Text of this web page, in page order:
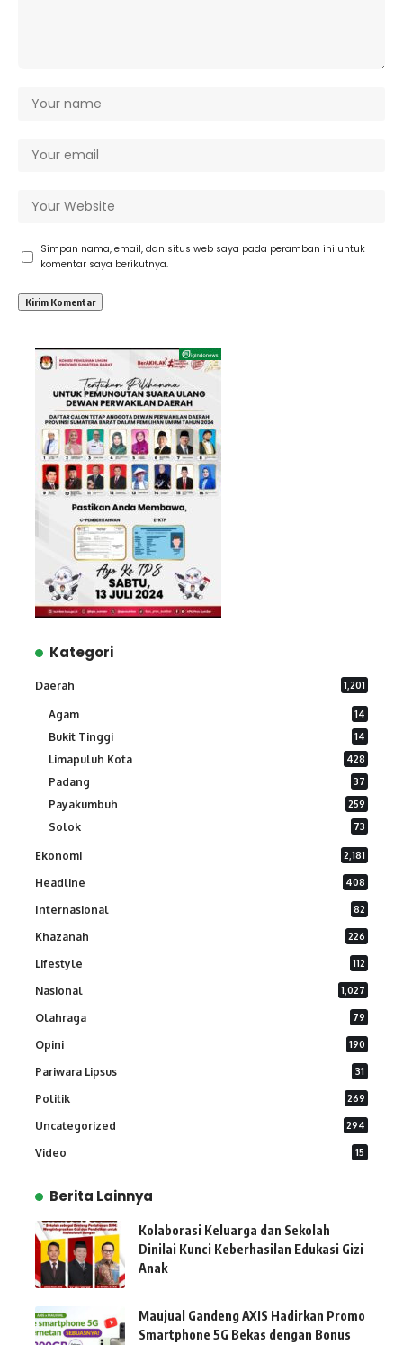
Simpan nama, email, dan situs web saya pada peramban ini untuk
komentar saya berikutnya.
Kategori
Daerah 1,201
Agam 14
Bukit Tinggi 14
Limapuluh Kota 428
Padang 37
Payakumbuh 259
Solok 73
Ekonomi 2,181
Headline 408
Internasional 82
Khazanah 226
Lifestyle 112
Nasional 1,027
Olahraga 79
Opini 190
Pariwara Lipsus 31
Politik 269
Uncategorized 294
Video 15
Berita Lainnya
Kolaborasi Keluarga dan Sekolah
Dinilai Kunci Keberhasilan Edukasi Gizi
Anak
Maujual Gandeng AXIS Hadirkan Promo
Smartphone 5G Bekas dengan Bonus